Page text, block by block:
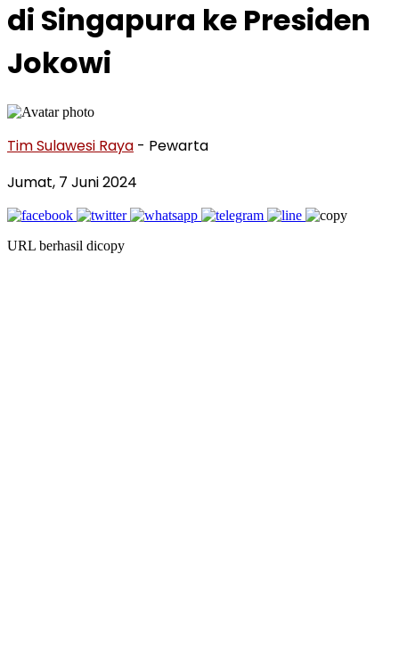
di Singapura ke Presiden
Jokowi
Tim Sulawesi Raya - Pewarta
Jumat, 7 Juni 2024
URL berhasil dicopy